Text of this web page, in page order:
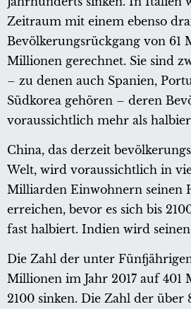
Zeitraum mit einem ebenso
Bevölkerungsrückgang von 61
Millionen gerechnet. Sie sind
– zu denen auch Spanien,
Südkorea gehören – deren
voraussichtlich mehr als
China, das derzeit
Welt, wird voraussichtlich in
Milliarden Einwohnern seinen
erreichen, bevor es sich bis
fast halbiert. Indien wird
Die Zahl der unter
Millionen im Jahr 2017 auf 401
2100 sinken. Die Zahl der über